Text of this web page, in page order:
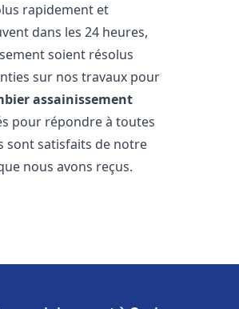
rapidement et
dans les 24 heures,
soient résolus
sur nos travaux pour
assainissement
pour répondre à toutes
sont satisfaits de notre
nous avons reçus.